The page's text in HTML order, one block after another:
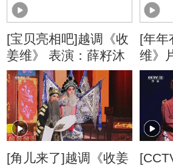
[宝贝亮相吧]越调《收
姜维》 表演：薛籽沐
[年年
维》
[角儿来了]越调《收姜